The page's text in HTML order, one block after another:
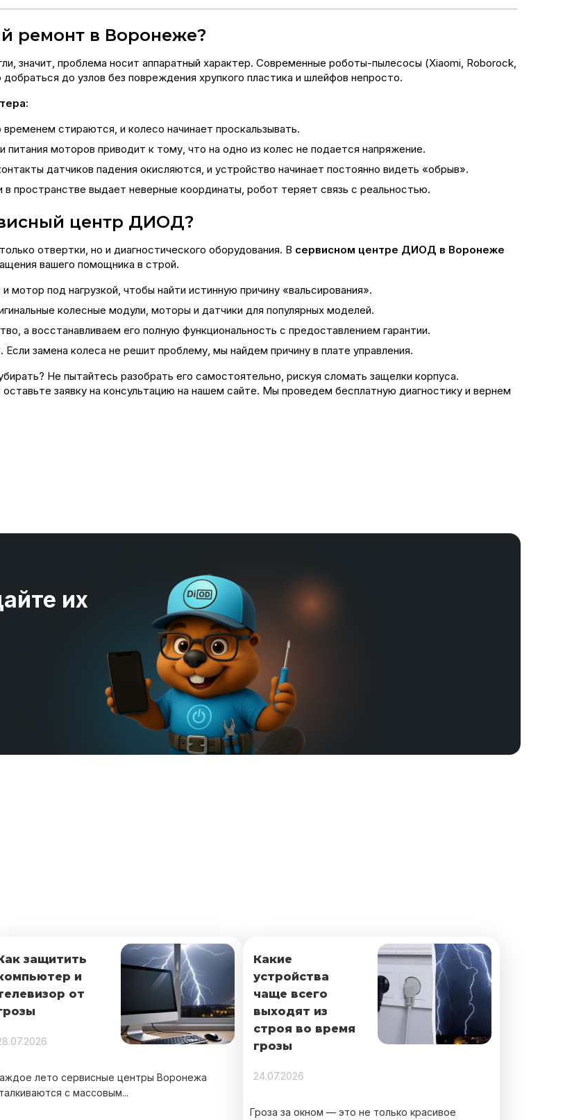
ремонт в Воронеже?
значит, проблема носит аппаратный характер. Современные роботы-пылесосы (Xiaomi, Roborock,
до узлов без повреждения хрупкого пластика и шлейфов непросто.
временем стираются, и колесо начинает проскальзывать.
питания моторов приводит к тому, что на одно из колес не подается напряжение.
датчиков падения окисляются, и устройство начинает постоянно видеть «обрыв».
в пространстве выдает неверные координаты, робот теряет связь с реальностью.
центр ДИОД?
отвертки, но и диагностического оборудования. В сервисном центре ДИОД в Воронеже
вашего помощника в строй.
под нагрузкой, чтобы найти истинную причину «вальсирования».
колесные модули, моторы и датчики для популярных моделей.
а восстанавливаем его полную функциональность с предоставлением гарантии.
Если замена колеса не решит проблему, мы найдем причину в плате управления.
Не пытайтесь разобрать его самостоятельно, рискуя сломать защелки корпуса.
оставьте заявку на консультацию на нашем сайте. Мы проведем бесплатную диагностику и вернем
их
защитить
и
от
лето сервисные центры Воронежа
с массовым...
Какие
устройства
чаще всего
выходят из
строя во время
грозы
24.07.2026
Гроза за окном — это не только красивое